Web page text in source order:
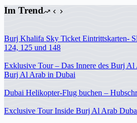
Im Trend
Burj Khalifa Sky Ticket Eintrittskarten-
124, 125 und 148
Exklusive Tour – Das Innere des Burj Al
Burj Al Arab in Dubai
Dubai Helikopter-Flug buchen –
Exclusive Tour Inside Burj Al Arab